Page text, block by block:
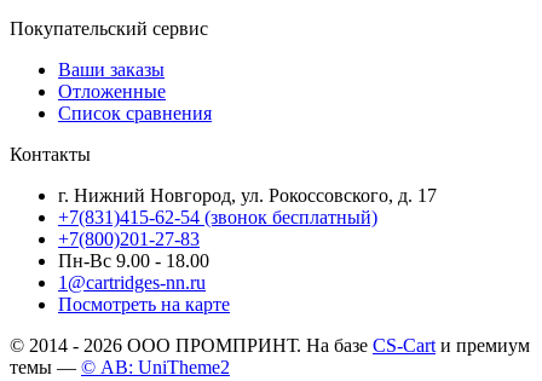
Покупательский сервис
Ваши заказы
Отложенные
Список сравнения
Контакты
г. Нижний Новгород, ул. Рокоссовского, д. 17
+7(831)415-62-54 (звонок бесплатный)
+7(800)201-27-83
Пн-Вс 9.00 - 18.00
1@cartridges-nn.ru
Посмотреть на карте
© 2014 - 2026 ООО ПРОМПРИНТ. На базе CS-Cart и премиум
темы — © AB: UniTheme2